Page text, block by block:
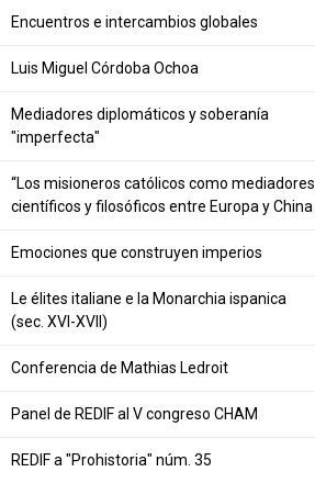
Encuentros e intercambios globales
Luis Miguel Córdoba Ochoa
Mediadores diplomáticos y soberanía
"imperfecta"
“Los misioneros católicos como mediadores
científicos y filosóficos entre Europa y China
Emociones que construyen imperios
Le élites italiane e la Monarchia ispanica
(sec. XVI-XVII)
Conferencia de Mathias Ledroit
Panel de REDIF al V congreso CHAM
REDIF a "Prohistoria" núm. 35